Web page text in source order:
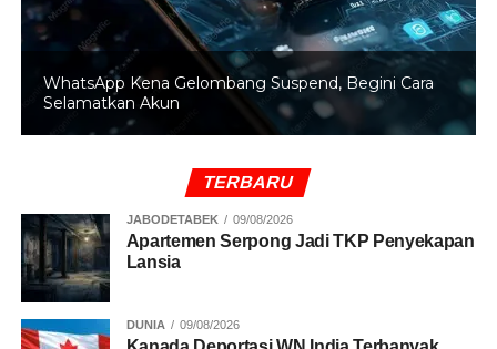
WhatsApp Kena Gelombang Suspend, Begini Cara
Selamatkan Akun
TERBARU
JABODETABEK 09/08/2026
Apartemen Serpong Jadi TKP Penyekapan
Lansia
DUNIA 09/08/2026